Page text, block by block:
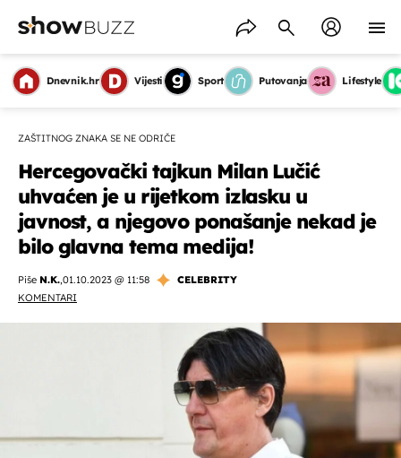
Dnevnik.hr Vijesti Sport Putovanja Lifestyle
ZAŠTITNOG ZNAKA SE NE ODRIČE
Hercegovački tajkun Milan Lučić
uhvaćen je u rijetkom izlasku u
javnost, a njegovo ponašanje nekad je
bilo glavna tema medija!
Piše N.K.,01.10.2023 @ 11:58
CELEBRITY
KOMENTARI
OMOGUĆI OBAVIJESTI